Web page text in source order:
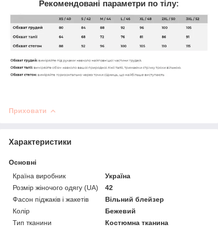
Рекомендовані параметри по тілу:
Приховати
Характеристики
Основні
Країна виробник
Україна
Розмір жіночого одягу (UA)
42
Фасон піджаків і жакетів
Вільний блейзер
Колір
Бежевий
Тип тканини
Костюмна тканина